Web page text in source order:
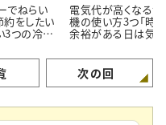
でねらい
約をしたい
3つの冷凍
電気代が高くなる
機の使い方3つ「時
余裕がある日は気
次の回